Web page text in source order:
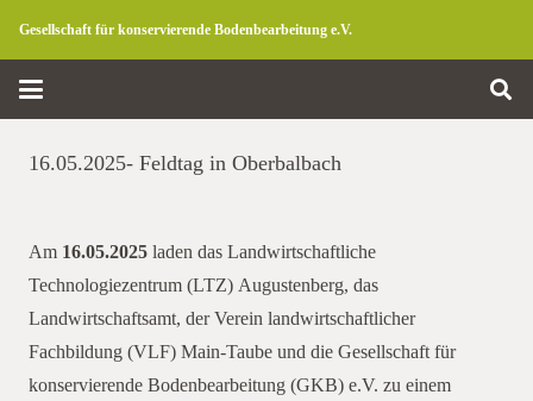
Gesellschaft für konservierende Bodenbearbeitung e.V.
16.05.2025- Feldtag in Oberbalbach
Am 16.05.2025laden das Landwirtschaftliche
Technologiezentrum (LTZ) Augustenberg, das
Landwirtschaftsamt, der Verein landwirtschaftlicher
Fachbildung (VLF) Main-Taube und die Gesellschaft für
konservierende Bodenbearbeitung (GKB) e.V. zu einem